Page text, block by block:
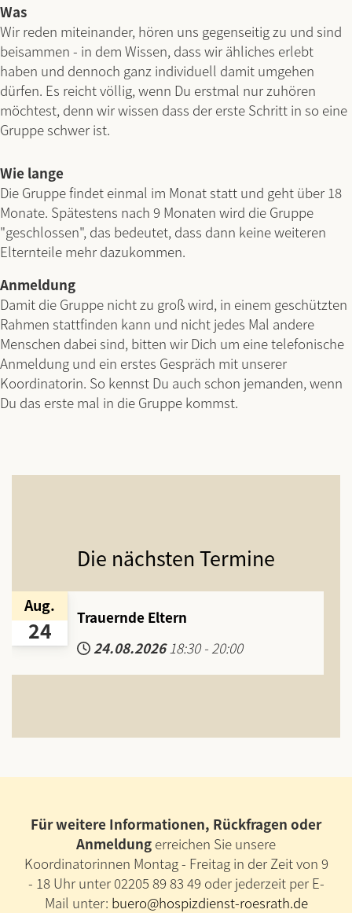
Was
Wir reden miteinander, hören uns gegenseitig zu und sind
beisammen - in dem Wissen, dass wir ähliches erlebt
haben und dennoch ganz individuell damit umgehen
dürfen. Es reicht völlig, wenn Du erstmal nur zuhören
möchtest, denn wir wissen dass der erste Schritt in so eine
Gruppe schwer ist.
Wie lange
Die Gruppe findet einmal im Monat statt und geht über 18
Monate. Spätestens nach 9 Monaten wird die Gruppe
"geschlossen", das bedeutet, dass dann keine weiteren
Elternteile mehr dazukommen.
Anmeldung
Damit die Gruppe nicht zu groß wird, in einem geschützten
Rahmen stattfinden kann und nicht jedes Mal andere
Menschen dabei sind, bitten wir Dich um eine telefonische
Anmeldung und ein erstes Gespräch mit unserer
Koordinatorin. So kennst Du auch schon jemanden, wenn
Du das erste mal in die Gruppe kommst.
Die nächsten Termine
24
Aug.
Trauernde Eltern
24.08.2026 18:30 - 20:00
Für weitere Informationen, Rückfragen oder
Anmeldung erreichen Sie unsere
Koordinatorinnen Montag - Freitag in der Zeit von 9
- 18 Uhr unter 02205 89 83 49 oder jederzeit per E-
Mail unter: buero@hospizdienst-roesrath.de